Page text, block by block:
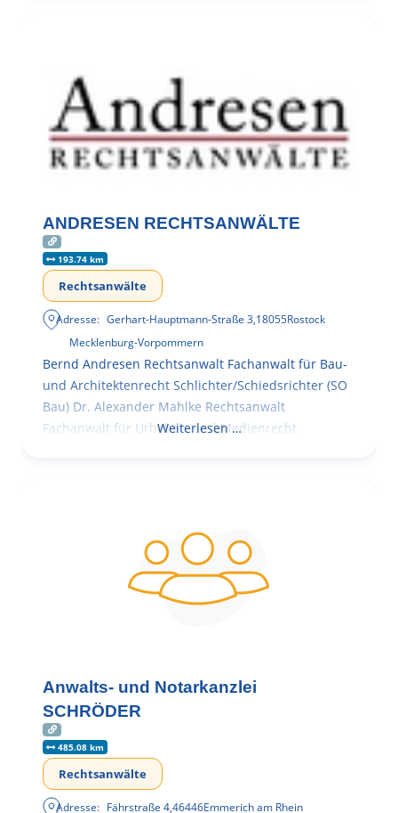
ANDRESEN RECHTSANWÄLTE
193.74 km
Rechtsanwälte
Adresse: Gerhart-Hauptmann-Straße 3,18055Rostock
Mecklenburg-Vorpommern
Bernd Andresen Rechtsanwalt Fachanwalt für Bau-
und Architektenrecht Schlichter/Schiedsrichter (SO
Bau) Dr. Alexander Mahlke Rechtsanwalt
Fachanwalt für Urheber- und Medienrecht
Weiterlesen …
Anwalts- und Notarkanzlei
SCHRÖDER
485.08 km
Rechtsanwälte
Adresse: Fährstraße 4,46446Emmerich am Rhein